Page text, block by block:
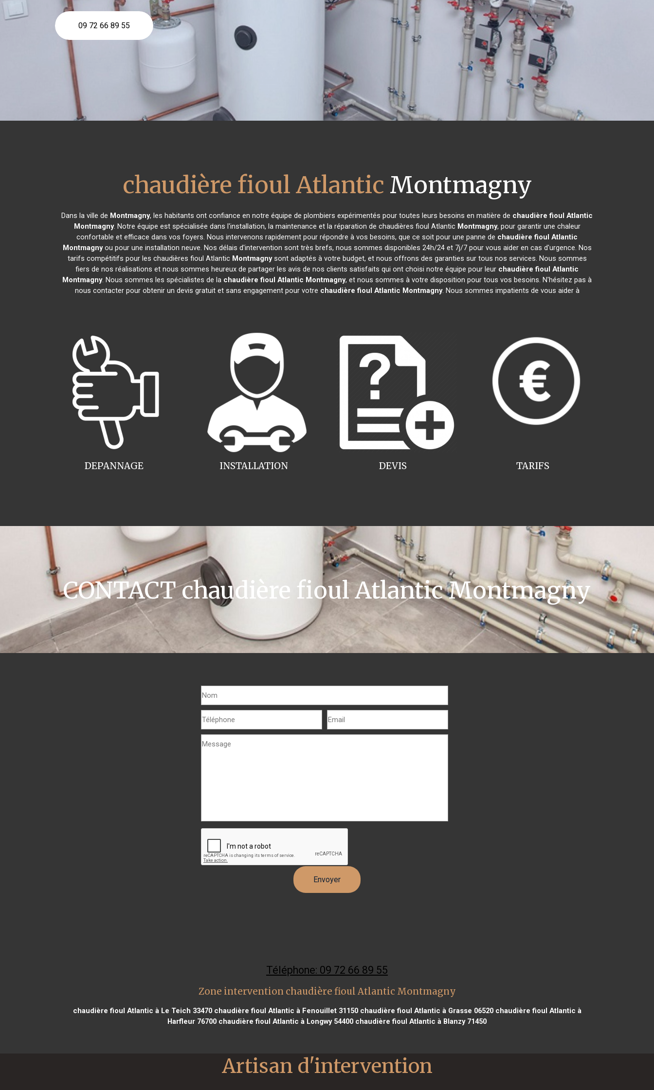
09 72 66 89 55
chaudière fioul Atlantic Montmagny
Dans la ville de Montmagny, les habitants ont confiance en notre équipe de plombiers expérimentés pour toutes leurs besoins en matière de chaudière fioul Atlantic
Montmagny. Notre équipe est spécialisée dans l'installation, la maintenance et la réparation de chaudières fioul Atlantic Montmagny, pour garantir une chaleur
confortable et efficace dans vos foyers. Nous intervenons rapidement pour répondre à vos besoins, que ce soit pour une panne de chaudière fioul Atlantic
Montmagnyou pour une installation neuve. Nos délais d'intervention sont très brefs, nous sommes disponibles 24h/24 et 7j/7 pour vous aider en cas d'urgence. Nos
tarifs compétitifs pour les chaudières fioul Atlantic Montmagnysont adaptés à votre budget, et nous offrons des garanties sur tous nos services. Nous sommes
fiers de nos réalisations et nous sommes heureux de partager les avis de nos clients satisfaits qui ont choisi notre équipe pour leur chaudière fioul Atlantic
Montmagny. Nous sommes les spécialistes de la chaudière fioul Atlantic Montmagny, et nous sommes à votre disposition pour tous vos besoins. N'hésitez pas à
nous contacter pour obtenir un devis gratuit et sans engagement pour votre chaudière fioul Atlantic Montmagny. Nous sommes impatients de vous aider à
INSTALLATION
DEPANNAGE TARIFS
DEVIS
CONTACT chaudière fioul Atlantic Montmagny
Téléphone: 09 72 66 89 55
Zone intervention chaudière fioul Atlantic Montmagny
chaudière fioul Atlantic à Le Teich 33470chaudière fioul Atlantic à Fenouillet 31150chaudière fioul Atlantic à Grasse 06520chaudière fioul Atlantic à
Harfleur 76700 chaudière fioul Atlantic à Longwy 54400 chaudière fioul Atlantic à Blanzy 71450
Artisan d'intervention